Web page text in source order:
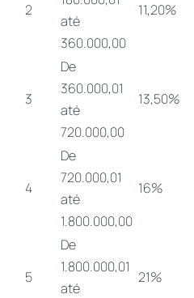
2
até
360.000,00
11,20%
3
De
360.000,01
até
720.000,00
13,50%
4
De
720.000,01
até
1.800.000,00
16%
5
De
1.800.000,01
até
21%